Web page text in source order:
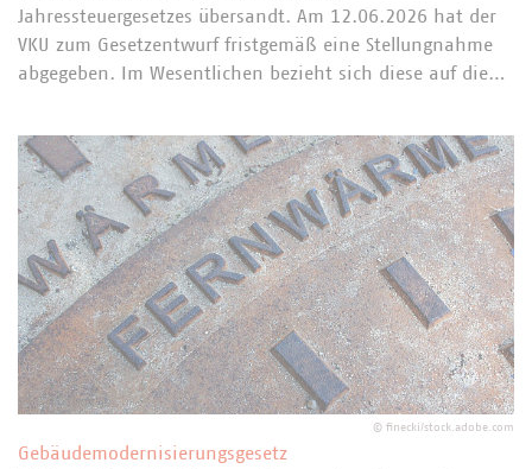
Jahressteuergesetzes übersandt. Am 12.06.2026 hat der
VKU zum Gesetzentwurf fristgemäß eine Stellungnahme
abgegeben. Im Wesentlichen bezieht sich diese auf die…
© finecki/stock.adobe.com
Gebäudemodernisierungsgesetz